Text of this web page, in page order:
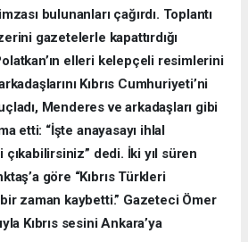
bulunanları çağırdı. Toplantı
gazetelerle kapattırdığı
elleri kelepçeli resimlerini
Kıbrıs Cumhuriyeti’ni
Menderes ve arkadaşları gibi
etti: “İşte anayasayı ihlal
dedi. İki yıl süren
göre “Kıbrıs Türkleri
zaman kaybetti.” Gazeteci Ömer
Kıbrıs sesini Ankara’ya